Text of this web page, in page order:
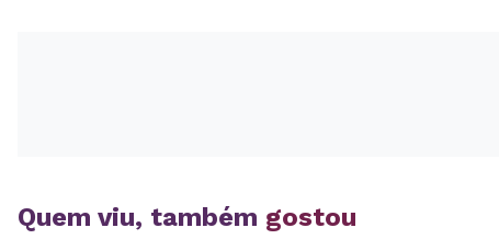
Quem viu, também gostou